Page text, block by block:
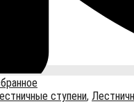
ступени,